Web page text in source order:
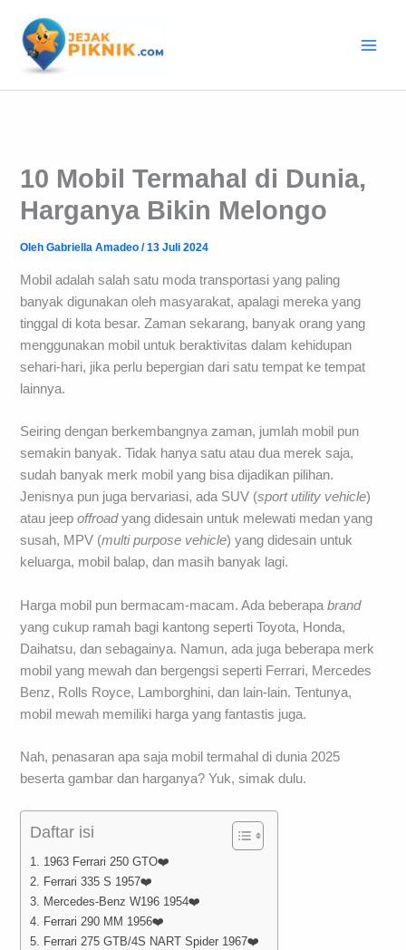
konten
10 Mobil Termahal di Dunia,
Harganya Bikin Melongo
OlehGabriella Amadeo/13 Juli 2024
Mobil adalah salah satu moda transportasi yang paling
banyak digunakan oleh masyarakat, apalagi mereka yang
tinggal di kota besar. Zaman sekarang, banyak orang yang
menggunakan mobil untuk beraktivitas dalam kehidupan
sehari-hari, jika perlu bepergian dari satu tempat ke tempat
lainnya.
Seiring dengan berkembangnya zaman, jumlah mobil pun
semakin banyak. Tidak hanya satu atau dua merek saja,
sudah banyak merk mobil yang bisa dijadikan pilihan.
Jenisnya pun juga bervariasi, ada SUV (sport utility vehicle)
atau jeepoffroadyang didesain untuk melewati medan yang
susah, MPV (multi purpose vehicle) yang didesain untuk
keluarga, mobil balap, dan masih banyak lagi.
Harga mobil pun bermacam-macam. Ada beberapabrand
yang cukup ramah bagi kantong seperti Toyota, Honda,
Daihatsu, dan sebagainya. Namun, ada juga beberapa merk
mobil yang mewah dan bergengsi seperti Ferrari, Mercedes
Benz, Rolls Royce, Lamborghini, dan lain-lain. Tentunya,
mobil mewah memiliki harga yang fantastis juga.
Nah, penasaran apa saja mobil termahal di dunia 2025
beserta gambar dan harganya? Yuk, simak dulu.
Daftar isi
1. 1963 Ferrari 250 GTO❤️
2. Ferrari 335 S 1957❤️
3. Mercedes-Benz W196 1954❤️
4. Ferrari 290 MM 1956❤️
5. Ferrari 275 GTB/4S NART Spider 1967❤️